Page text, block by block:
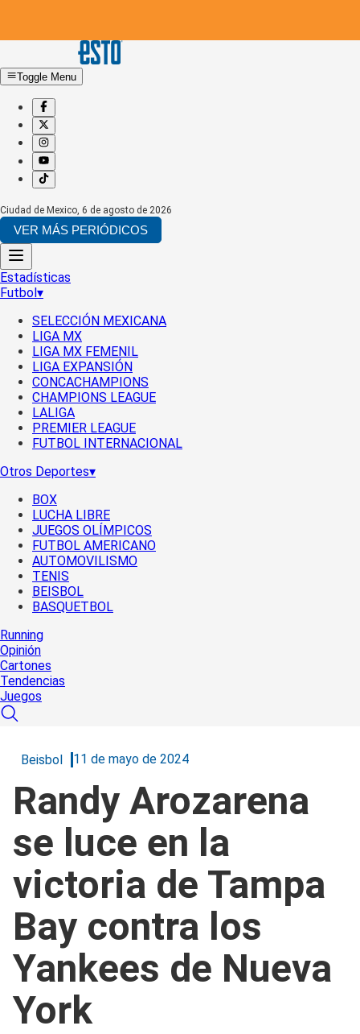
Toggle Menu
Ciudad de Mexico, 6 de agosto de 2026
VER MÁS PERIÓDICOS
Estadísticas
Futbol▾
SELECCIÓN MEXICANA
LIGA MX
LIGA MX FEMENIL
LIGA EXPANSIÓN
CONCACHAMPIONS
CHAMPIONS LEAGUE
LALIGA
PREMIER LEAGUE
FUTBOL INTERNACIONAL
Otros Deportes▾
BOX
LUCHA LIBRE
JUEGOS OLÍMPICOS
FUTBOL AMERICANO
AUTOMOVILISMO
TENIS
BEISBOL
BASQUETBOL
Running
Opinión
Cartones
Tendencias
Juegos
Beisbol 11 de mayo de 2024
Randy Arozarena
se luce en la
victoria de Tampa
Bay contra los
Yankees de Nueva
York